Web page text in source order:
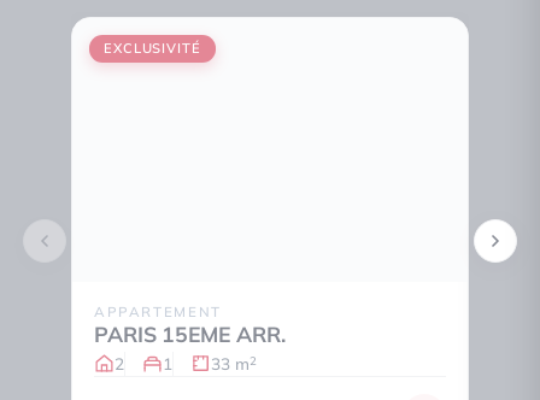
EXCLUSIVITÉ
APPARTEMENT
PARIS 15EME ARR.
2 1 33 m2